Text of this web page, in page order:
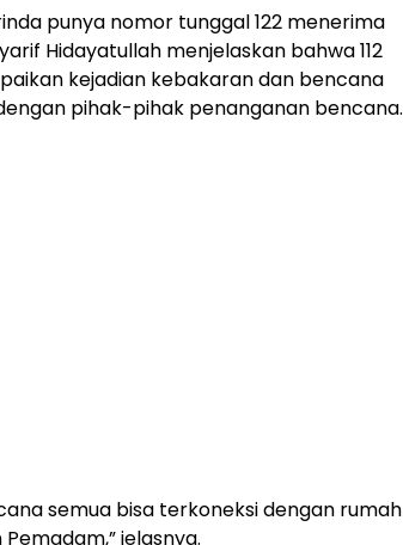
punya nomor tunggal 122 menerima
Hidayatullah menjelaskan bahwa 112
kejadian kebakaran dan bencana
pihak-pihak penanganan bencana.
semua bisa terkoneksi dengan rumah
jelasnya.